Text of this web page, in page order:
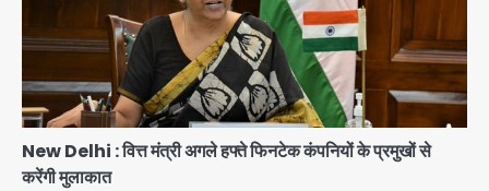
New Delhi : वित्त मंत्री अगले हफ्ते फिनटेक कंपनियों के प्रमुखों से
करेंगी मुलाकात